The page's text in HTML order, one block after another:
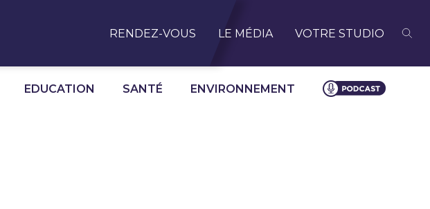
RENDEZ-VOUS LE MÉDIA VOTRE STUDIO
EDUCATION SANTÉ ENVIRONNEMENT